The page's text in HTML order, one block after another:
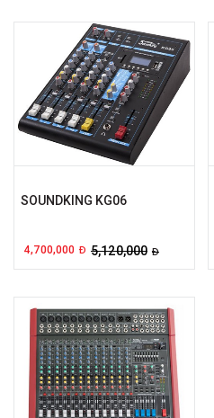
SOUNDKING KG06
4,700,000 Đ 5,120,000 Đ